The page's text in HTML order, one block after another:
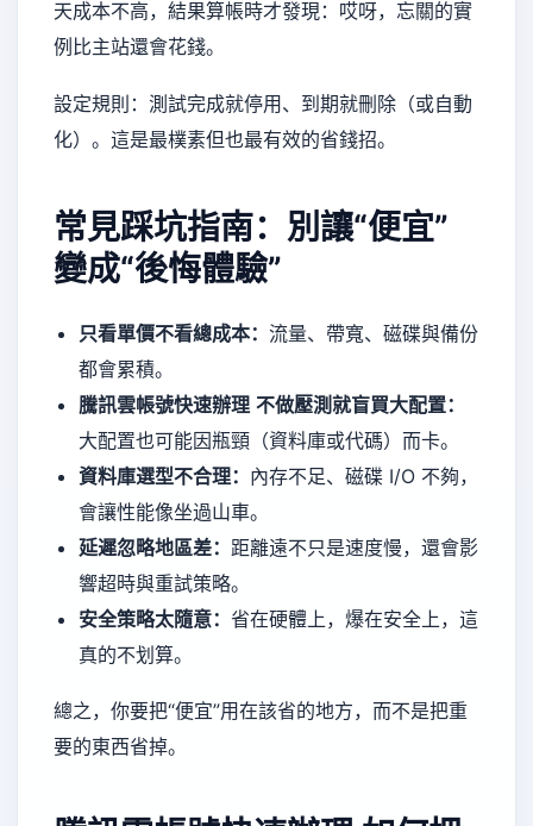
天成本不高，結果算帳時才發現：哎呀，忘關的實
例比主站還會花錢。
設定規則：測試完成就停用、到期就刪除（或自動
化）。這是最樸素但也最有效的省錢招。
常見踩坑指南：別讓“便宜”
變成“後悔體驗”
只看單價不看總成本： 流量、帶寬、磁碟與備份
都會累積。
騰訊雲帳號快速辦理 不做壓測就盲買大配置：
大配置也可能因瓶頸（資料庫或代碼）而卡。
資料庫選型不合理： 內存不足、磁碟 I/O 不夠，
會讓性能像坐過山車。
延遲忽略地區差： 距離遠不只是速度慢，還會影
響超時與重試策略。
安全策略太隨意： 省在硬體上，爆在安全上，這
真的不划算。
總之，你要把“便宜”用在該省的地方，而不是把重
要的東西省掉。